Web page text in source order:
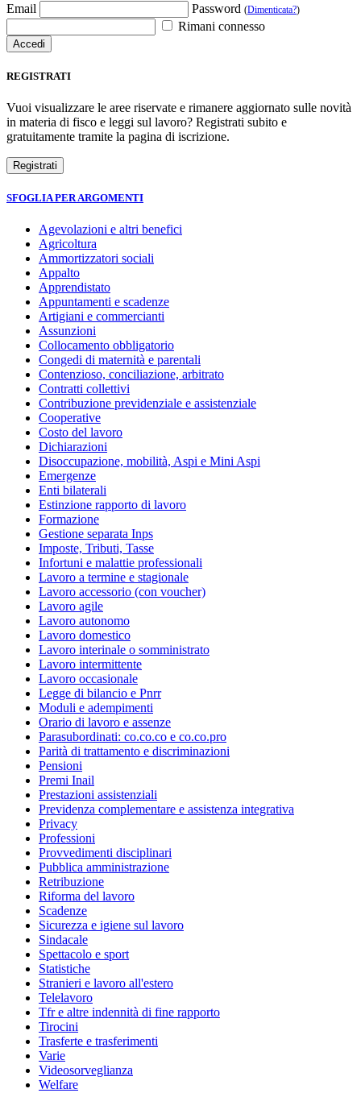
Email Password (Dimenticata?)
Rimani connesso
REGISTRATI
Vuoi visualizzare le aree riservate e rimanere aggiornato sulle novità
in materia di fisco e leggi sul lavoro? Registrati subito e
gratuitamente tramite la pagina di iscrizione.
SFOGLIA PER ARGOMENTI
Agevolazioni e altri benefici
Agricoltura
Ammortizzatori sociali
Appalto
Apprendistato
Appuntamenti e scadenze
Artigiani e commercianti
Assunzioni
Collocamento obbligatorio
Congedi di maternità e parentali
Contenzioso, conciliazione, arbitrato
Contratti collettivi
Contribuzione previdenziale e assistenziale
Cooperative
Costo del lavoro
Dichiarazioni
Disoccupazione, mobilità, Aspi e Mini Aspi
Emergenze
Enti bilaterali
Estinzione rapporto di lavoro
Formazione
Gestione separata Inps
Imposte, Tributi, Tasse
Infortuni e malattie professionali
Lavoro a termine e stagionale
Lavoro accessorio (con voucher)
Lavoro agile
Lavoro autonomo
Lavoro domestico
Lavoro interinale o somministrato
Lavoro intermittente
Lavoro occasionale
Legge di bilancio e Pnrr
Moduli e adempimenti
Orario di lavoro e assenze
Parasubordinati: co.co.co e co.co.pro
Parità di trattamento e discriminazioni
Pensioni
Premi Inail
Prestazioni assistenziali
Previdenza complementare e assistenza integrativa
Privacy
Professioni
Provvedimenti disciplinari
Pubblica amministrazione
Retribuzione
Riforma del lavoro
Scadenze
Sicurezza e igiene sul lavoro
Sindacale
Spettacolo e sport
Statistiche
Stranieri e lavoro all'estero
Telelavoro
Tfr e altre indennità di fine rapporto
Tirocini
Trasferte e trasferimenti
Varie
Videosorveglianza
Welfare